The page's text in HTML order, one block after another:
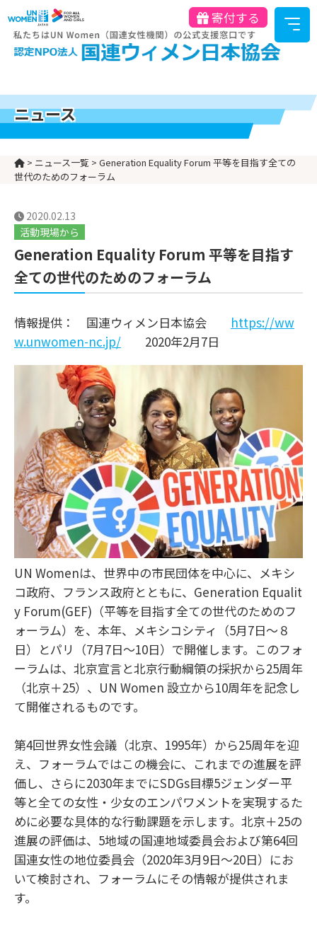
寄付する
ニュース
> ニュース一覧 > Generation Equality Forum 平等を目指す全ての
世代のためのフォーラム
2020.02.13
活動現場から
Generation Equality Forum 平等を目指す
全ての世代のためのフォーラム
情報提供： 国連ウィメン日本協会 https://ww
w.unwomen-nc.jp/ 2020年2月7日
UN Womenは、世界中の市民団体を中心に、メキシ
コ政府、フランス政府とともに、Generation Equalit
y Forum(GEF)（平等を目指す全ての世代のためのフ
ォーラム）を、本年、メキシコシティ（5月7日～８
日）とパリ（7月7日～10日）で開催します。このフォ
ーラムは、北京宣言と北京行動綱領の採択から25周年
（北京＋25）、UN Women 設立から10周年を記念し
て開催されるものです。
第4回世界女性会議（北京、1995年）から25周年を迎
え、フォーラムではこの機会に、これまでの進展を評
価し、さらに2030年までにSDGs目標5ジェンダー平
等と全ての女性・少女のエンパワメントを実現するた
めに必要な具体的な行動課題を示します。北京＋25の
進展の評価は、5地域の国連地域委員会および第64回
国連女性の地位委員会（2020年3月9日～20日）にお
いて検討され、フォーラムにその情報が提供されま
す。